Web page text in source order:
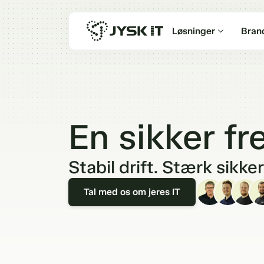
Løsninger
En sikker
Stabil drift. Stærk
Tal med os om jeres IT